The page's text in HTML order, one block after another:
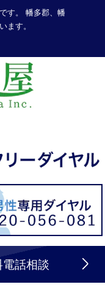
す。 幡多郡、幡
ます。
話相談